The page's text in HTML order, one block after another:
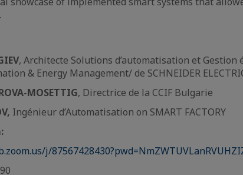
, Architecte Solutions d’automatisation et
& Energy Management/ de SCHNEIDER
MOSETTIG, Directrice de la CCIF Bulgarie
Ingénieur d’Automatisation on SMART FACTORY
j/